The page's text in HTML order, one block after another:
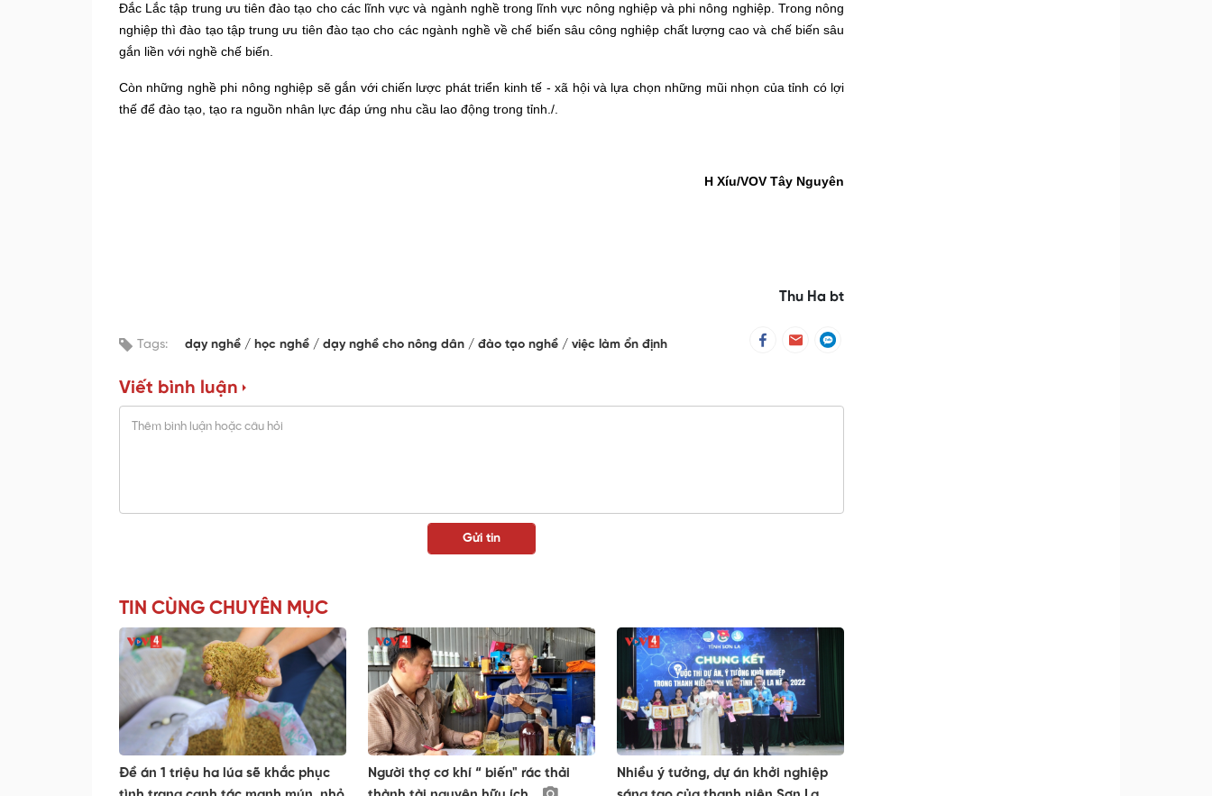
Đắc Lắc tập trung ưu tiên đào tạo cho các lĩnh vực và ngành nghề trong lĩnh vực nông nghiệp và phi nông nghiệp. Trong nông
nghiệp thì đào tạo tập trung ưu tiên đào tạo cho các ngành nghề về chế biến sâu công nghiệp chất lượng cao và chế biến sâu
gắn liền với nghề chế biến.
Còn những nghề phi nông nghiệp sẽgắn với chiến lược phát triển kinh tế - xã hội và lựa chọn những mũi nhọn của tỉnh có lợi
thế để đào tạo, tạo ra nguồn nhân lực đáp ứng nhu cầu lao động trong tỉnh./.
H Xíu/VOV Tây Nguyên
Thu Ha bt
Tags: dạy nghề học nghề dạy nghề cho nông dân đào tạo nghề việc làm ổn định
Viết bình luận
TIN CÙNG CHUYÊN MỤC
Đề án 1 triệu ha lúa sẽ khắc phục
Người thợ cơ khí “ biến" rác thải
Nhiều ý tưởng, dự án khởi nghiệp